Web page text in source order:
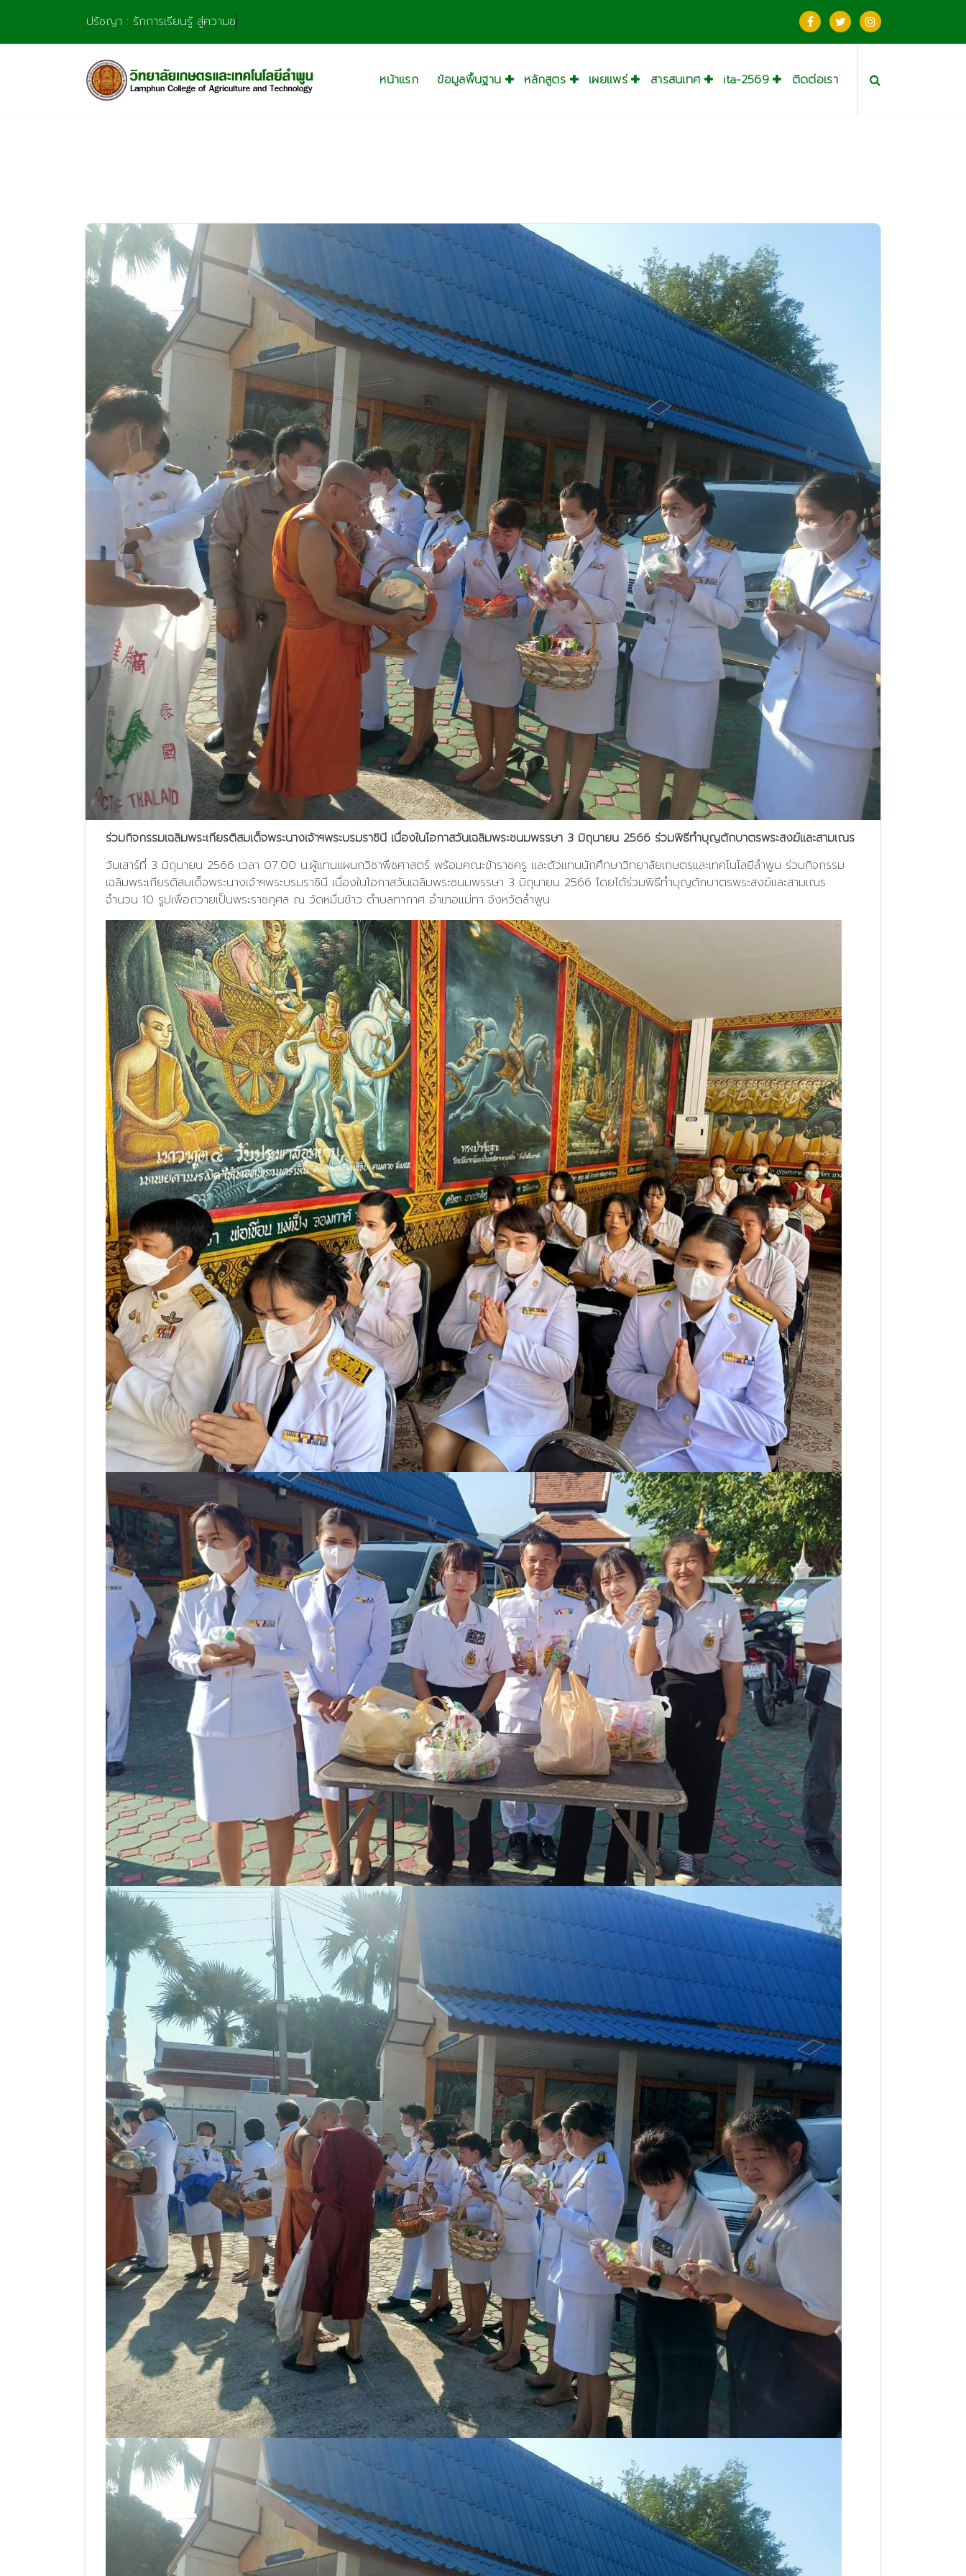
content
ปรัชญา : รักการเรียนรู้ สู่ความชำนาญ มุ่งการสร้างสร
หน้าแรก ข้อมูลพื้นฐาน หลักสูตร เผยแพร่ สารสนเทศ ita-2569 ติดต่อเรา
ร่วมกิจกรรมเฉลิมพระเกียรติสมเด็จพระนางเจ้าฯพระบรมราชินี เนื่องในโอกาสวันเฉลิมพระชนมพรรษา 3 มิถุนายน 2566 ร่วมพิธีทำบุญตักบาตรพระสงฆ์และสามเณร
วันเสาร์ที่ 3 มิถุนายน 2566 เวลา 07.00 น.ผู้แทนแผนกวิชาพืชศาสตร์ พร้อมคณะข้าราชครู และตัวแทนนักศึกษาวิทยาลัยเกษตรและเทคโนโลยีลำพูน ร่วมกิจกรรม
เฉลิมพระเกียรติสมเด็จพระนางเจ้าฯพระบรมราชินี เนื่องในโอกาสวันเฉลิมพระชนมพรรษา 3 มิถุนายน 2566 โดยได้ร่วมพิธีทำบุญตักบาตรพระสงฆ์และสามเณร
จำนวน 10 รูปเพื่อถวายเป็นพระราชกุศล ณ วัดหมื่นข้าว ตำบลทากาศ อำเภอแม่ทา จังหวัดลำพูน